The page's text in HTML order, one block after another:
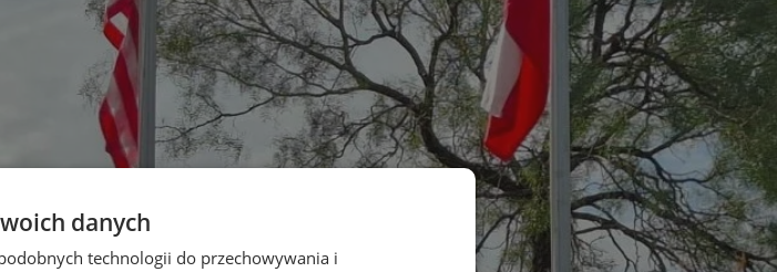
danych
technologii do przechowywania i